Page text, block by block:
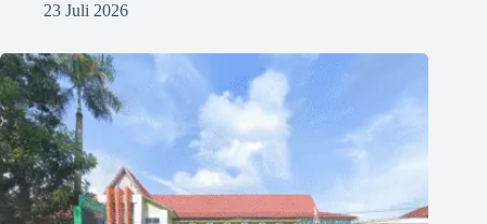
23 Juli 2026